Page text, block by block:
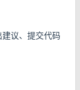
议、提交代码